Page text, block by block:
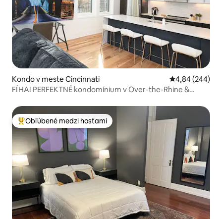
Kondo v meste Cincinnati Priemerné
4,84 (244)
FÍHA! PERFEKTNÉ kondomínium v Over-the-Rhine &
Najobľúbenejšie medzi hosťami
Obľúbené medzi hosťami